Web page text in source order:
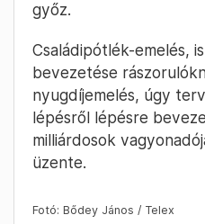
amik járnak a
amit tett Orbán Viktor
arról beszélt, hogy úgy
ország, hogy lehívták a
három hónap alatt kell
elvégezniük, amit el
hogyha Magyarország